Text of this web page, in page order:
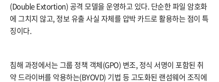
(Double Extortion) 공격 모델을 운영하고 있다. 단순한 파일 암호화
에 그치지 않고, 정보 유출 사실 자체를 압박 카드로 활용하는 점이 특
징이다.
침해 과정에서는 그룹 정책 객체(GPO) 변조, 정식 서명이 포함된 취
약 드라이버를 악용하는(BYOVD) 기법 등 고도화된 랜섬웨어 조직에